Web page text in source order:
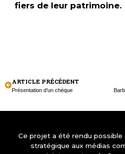
fiers de leur patrimoine.
ARTICLE PRÉCÉDENT
Présentation d’un chèque
Ce projet a été rendu possible
stratégique aux médias